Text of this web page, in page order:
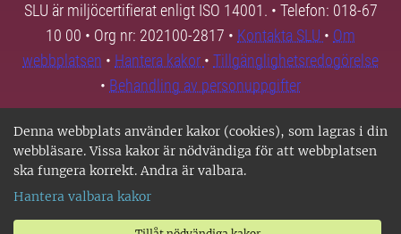
Denna webbplats använder kakor (cookies), som lagras i din
webbläsare. Vissa kakor är nödvändiga för att webbplatsen
ska fungera korrekt. Andra är valbara.
Hantera valbara kakor
SLU är miljöcertifierat enligt ISO 14001. • Telefon: 018-67
10 00 • Org nr: 202100-2817 • Kontakta SLU • Om
webbplatsen • Hantera kakor • Tillgänglighetsredogörelse
• Behandling av personuppgifter